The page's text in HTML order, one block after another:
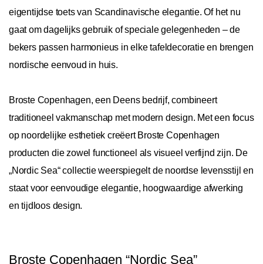
eigentijdse toets van Scandinavische elegantie. Of het nu
gaat om dagelijks gebruik of speciale gelegenheden – de
bekers passen harmonieus in elke tafeldecoratie en brengen
nordische eenvoud in huis.
Broste Copenhagen, een Deens bedrijf, combineert
traditioneel vakmanschap met modern design. Met een focus
op noordelijke esthetiek creëert Broste Copenhagen
producten die zowel functioneel als visueel verfijnd zijn. De
„Nordic Sea“ collectie weerspiegelt de noordse levensstijl en
staat voor eenvoudige elegantie, hoogwaardige afwerking
en tijdloos design.
Broste Copenhagen “Nordic Sea”